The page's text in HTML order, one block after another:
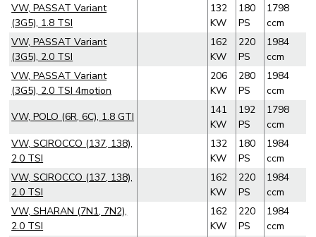
VW, PASSAT Variant
(3G5), 1.8 TSI
132
KW
180
PS
1798
ccm
VW, PASSAT Variant
(3G5), 2.0 TSI
162
KW
220
PS
1984
ccm
VW, PASSAT Variant
(3G5), 2.0 TSI 4motion
206
KW
280
PS
1984
ccm
VW, POLO (6R, 6C), 1.8 GTI
141
KW
192
PS
1798
ccm
VW, SCIROCCO (137, 138),
2.0 TSI
132
KW
180
PS
1984
ccm
VW, SCIROCCO (137, 138),
2.0 TSI
162
KW
220
PS
1984
ccm
VW, SHARAN (7N1, 7N2),
2.0 TSI
162
KW
220
PS
1984
ccm